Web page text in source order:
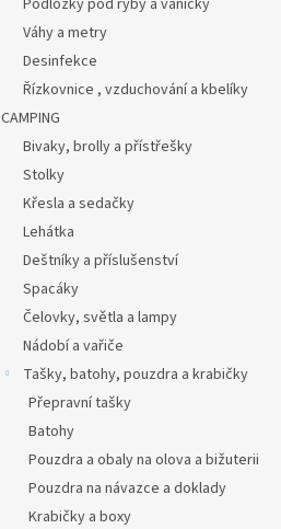
Podložky pod ryby a vaničky
Váhy a metry
Desinfekce
Řízkovnice , vzduchování a kbelíky
CAMPING
Bivaky, brolly a přístřešky
Stolky
Křesla a sedačky
Lehátka
Deštníky a příslušenství
Spacáky
Čelovky, světla a lampy
Nádobí a vařiče
Tašky, batohy, pouzdra a krabičky
Přepravní tašky
Batohy
Pouzdra a obaly na olova a bižuterii
Pouzdra na návazce a doklady
Krabičky a boxy